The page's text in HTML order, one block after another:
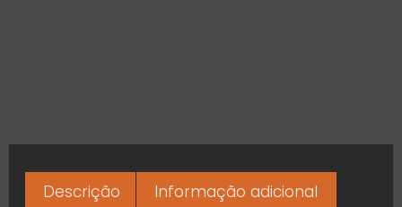
Descrição
Informação adicional